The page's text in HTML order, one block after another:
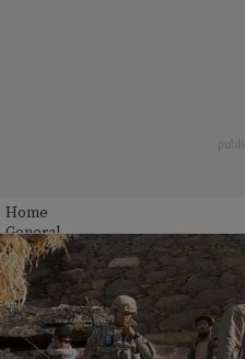
Home
General